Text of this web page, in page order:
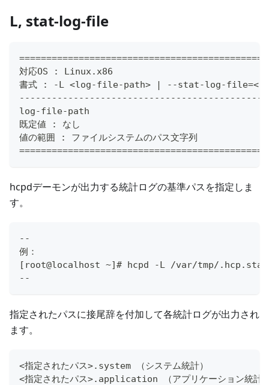
L, stat-log-file
対応OS : Linux.x86
書式 : -L <log-file-path> | --stat-log-
log-file-path
既定値 : なし
値の範囲 : ファイルシステムのパス文字列
hcpdデーモンが出力する統計ログの基準パスを指定しま
す。
--
例：
[root@localhost ~]# hcpd -L /var/tmp/
--
指定されたパスに接尾辞を付加して各統計ログが出力され
ます。
<指定されたパス>.system （システム統計）
<指定されたパス>.application （アプリケーション統計